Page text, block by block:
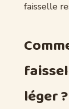
faisselle
léger ?